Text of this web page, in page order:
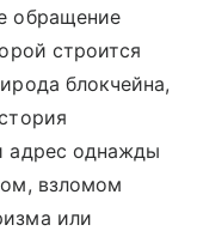
обращение
строится
блокчейна,
адрес однажды
взломом
или